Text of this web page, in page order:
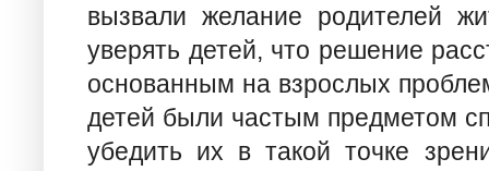
вызвали желание родителей
уверять детей, что решение
основанным на взрослых
детей были частым предметом
убедить их в такой точке